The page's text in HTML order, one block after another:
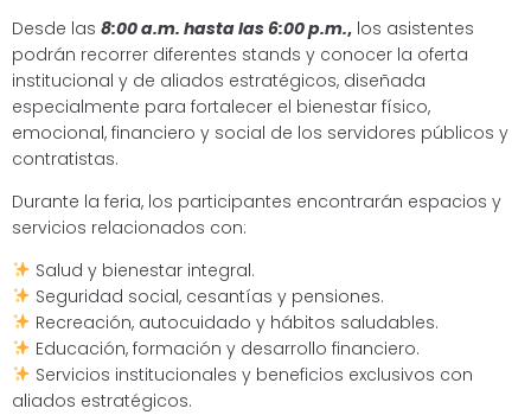
Desde las 8:00 a.m. hasta las 6:00 p.m., los asistentes
podrán recorrer diferentes stands y conocer la oferta
institucional y de aliados estratégicos, diseñada
especialmente para fortalecer el bienestar físico,
emocional, financiero y social de los servidores públicos y
contratistas.
Durante la feria, los participantes encontrarán espacios y
servicios relacionados con:
Salud y bienestar integral.
Seguridad social, cesantías y pensiones.
Recreación, autocuidado y hábitos saludables.
Educación, formación y desarrollo financiero.
Servicios institucionales y beneficios exclusivos con
aliados estratégicos.